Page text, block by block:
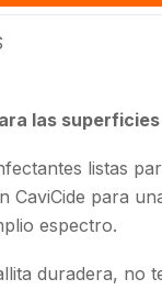
las
listas
CaviCide para
espectro.
duradera, no